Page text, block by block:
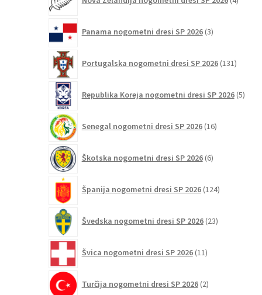
izdelki
Panama nogometni dresi SP 2026 3izdelki
Portugalska nogometni dresi SP 2026 131
Republika Koreja nogometni dresi SP 2026 5
Senegal nogometni dresi SP 2026 16izdelkov
Škotska nogometni dresi SP 2026 6izdelkov
Španija nogometni dresi SP 2026 124izdelkov
Švedska nogometni dresi SP 2026 23izdelkov
Švica nogometni dresi SP 2026 11izdelkov
Turčija nogometni dresi SP 2026 2izdelka